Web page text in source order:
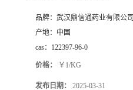
品牌： 武汉鼎信通药业有限公司
产地： 中国
cas： 122397-96-0
价格： ￥1/KG
发布日期： 2025-03-31